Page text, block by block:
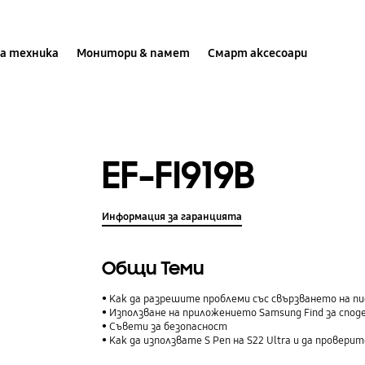
техника Монитори & памет Смарт аксесоари
EF-FI919B
Информация за гаранцията
Общи Теми
Как да разрешите проблеми със свързването на
Използване на приложението Samsung Find за споделяне на вашето
Съвети за безопасност
Как да използвате S Pen на S22 Ultra и да